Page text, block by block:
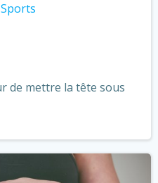
Sports
de mettre la tête sous